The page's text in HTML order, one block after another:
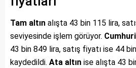
Tam altın alışta 43 bin 115 lira,
seviyesinde işlem görüyor.
43 bin 849 lira, satış fiyatı ise 44
kaydedildi. Ata altın ise alışta 43